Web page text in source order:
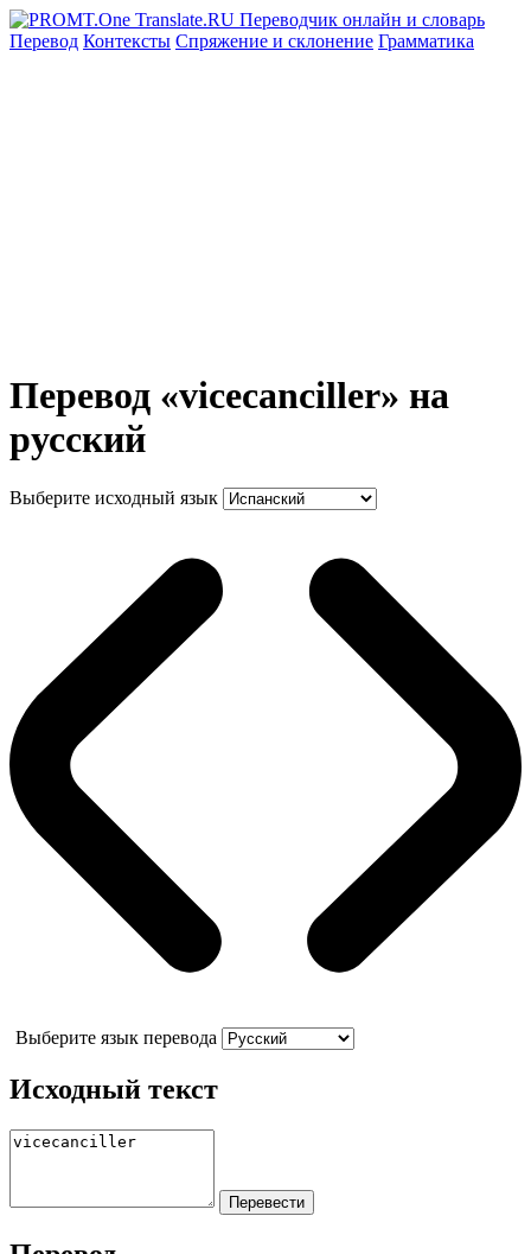
Перевод Контексты Спряжение и склонение Грамматика
Перевод «vicecanciller» на
русский
Выберите исходный язык
Выберите язык перевода
Исходный текст